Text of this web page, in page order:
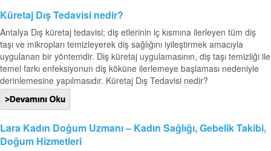
Küretaj Dış Tedavisi nedir?
Antalya Dış küretaj tedavisi; diş etlerinin iç kısmına ilerleyen tüm diş
taşı ve mikropları temizleyerek diş sağlığını iyileştirmek amacıyla
uygulanan bir yöntemdir. Diş küretaj uygulamasının, diş taşı temizliği ile
temel farkı enfeksiyonun diş köküne ilerlemeye başlaması nedeniyle
derinlemesine yapılmasıdır. Küretaj Dış Tedavisi nedir?
Lara Kadın Doğum Uzmanı – Kadın Sağlığı, Gebelik Takibi,
Doğum Hizmetleri